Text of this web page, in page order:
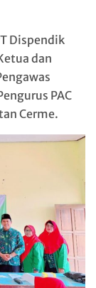
Dispendik
dan
PAC
Cerme.